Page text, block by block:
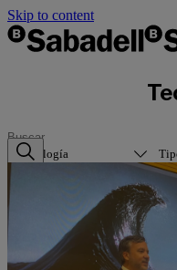
Skip to content
Tecnología